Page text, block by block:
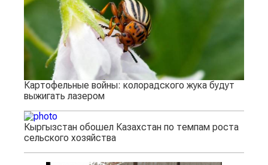
Картофельные войны: колорадского жука будут
выжигать лазером
Кыргызстан обошел Казахстан по темпам роста
сельского хозяйства